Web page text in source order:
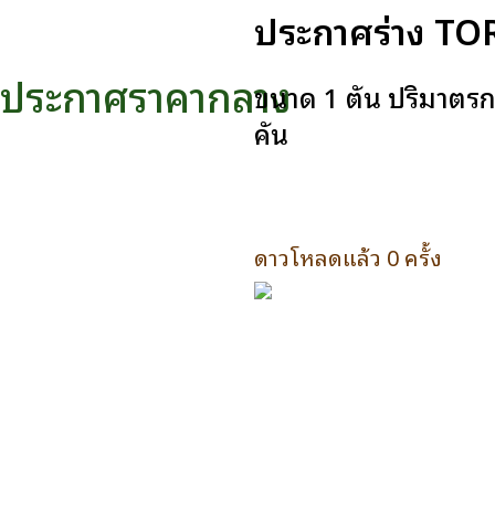
ประกาศราคากลาง
ประกาศร่าง
ขนาด 1 ตัน ปริมาตร
คัน
ดาวโหลดแล้ว 0 ครั้ง